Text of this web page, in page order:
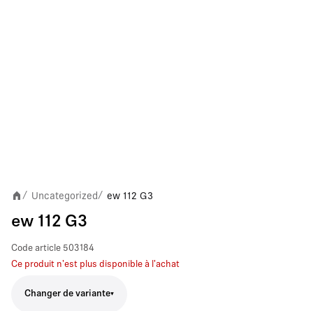
/ Uncategorized/ ew 112 G3
ew 112 G3
Code article 503184
Ce produit n'est plus disponible à l'achat
Changer de variante